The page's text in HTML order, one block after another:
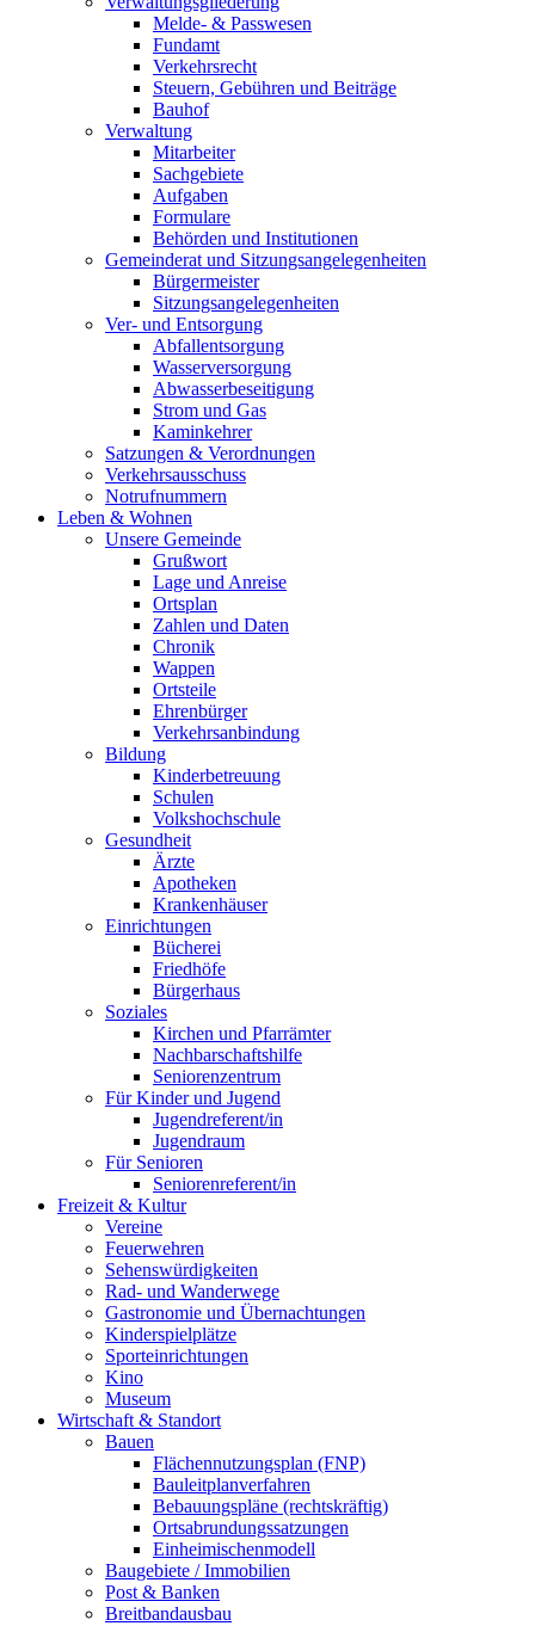
Melde- & Passwesen
Fundamt
Verkehrsrecht
Steuern, Gebühren und Beiträge
Bauhof
Verwaltung
Mitarbeiter
Sachgebiete
Aufgaben
Formulare
Behörden und Institutionen
Gemeinderat und Sitzungsangelegenheiten
Bürgermeister
Sitzungsangelegenheiten
Ver- und Entsorgung
Abfallentsorgung
Wasserversorgung
Abwasserbeseitigung
Strom und Gas
Kaminkehrer
Satzungen & Verordnungen
Verkehrsausschuss
Notrufnummern
Leben & Wohnen
Unsere Gemeinde
Grußwort
Lage und Anreise
Ortsplan
Zahlen und Daten
Chronik
Wappen
Ortsteile
Ehrenbürger
Verkehrsanbindung
Bildung
Kinderbetreuung
Schulen
Volkshochschule
Gesundheit
Ärzte
Apotheken
Krankenhäuser
Einrichtungen
Bücherei
Friedhöfe
Bürgerhaus
Soziales
Kirchen und Pfarrämter
Nachbarschaftshilfe
Seniorenzentrum
Für Kinder und Jugend
Jugendreferent/in
Jugendraum
Für Senioren
Seniorenreferent/in
Freizeit & Kultur
Vereine
Feuerwehren
Sehenswürdigkeiten
Rad- und Wanderwege
Gastronomie und Übernachtungen
Kinderspielplätze
Sporteinrichtungen
Kino
Museum
Wirtschaft & Standort
Bauen
Flächennutzungsplan (FNP)
Bauleitplanverfahren
Bebauungspläne (rechtskräftig)
Ortsabrundungssatzungen
Einheimischenmodell
Baugebiete / Immobilien
Post & Banken
Breitbandausbau